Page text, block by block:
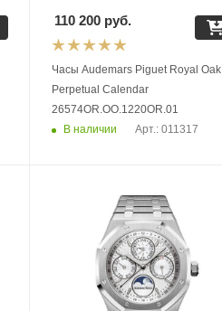
Часы Audemars Piguet Royal Oak
Perpetual Calendar
26574OR.OO.1220OR.01
В наличии
Арт.: 011317
110 200руб.